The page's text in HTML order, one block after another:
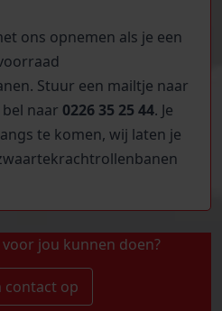
ons opnemen als je een
Stuur een mailtje naar
naar 0226 35 25 44. Je
te komen, wij laten je
jou kunnen doen?
contact op